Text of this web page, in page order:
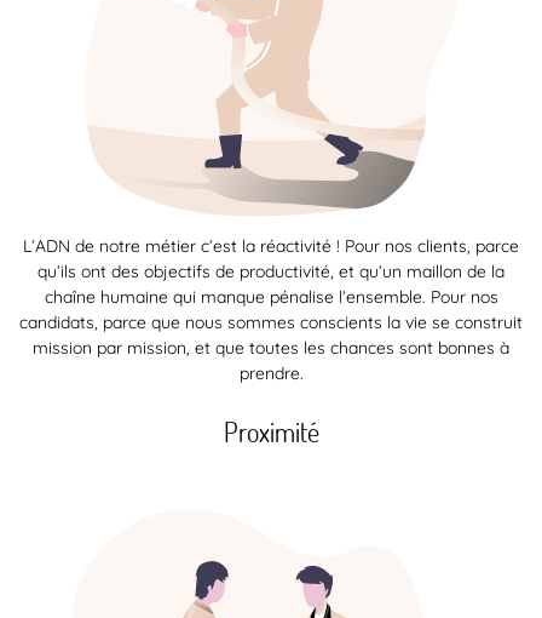
L’ADN de notre métier c’est la réactivité ! Pour nos clients, parce
qu’ils ont des objectifs de productivité, et qu’un maillon de la
chaîne humaine qui manque pénalise l’ensemble. Pour nos
candidats, parce que nous sommes conscients la vie se construit
mission par mission, et que toutes les chances sont bonnes à
prendre.
Proximité